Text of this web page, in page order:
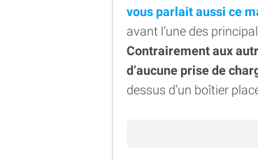
vous parlait aussi ce
avant l’une des
Contrairement aux
d’aucune prise de
dessus d’un boîtier